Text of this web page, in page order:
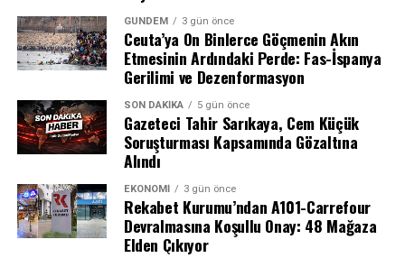
GÜNDEM 3 gün önce
Ceuta’ya On Binlerce Göçmenin Akın
Etmesinin Ardındaki Perde: Fas-İspanya
Gerilimi ve Dezenformasyon
SON DAKIKA 5 gün önce
Gazeteci Tahir Sarıkaya, Cem Küçük
Soruşturması Kapsamında Gözaltına
Alındı
EKONOMI 3 gün önce
Rekabet Kurumu’ndan A101-Carrefour
Devralmasına Koşullu Onay: 48 Mağaza
Elden Çıkıyor